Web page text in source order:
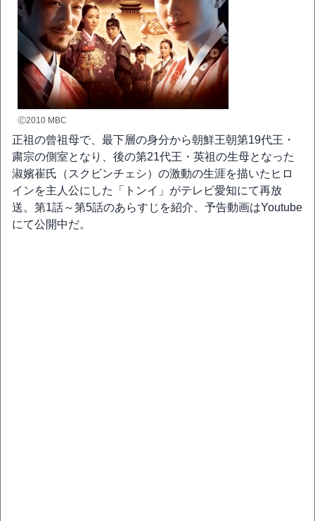
Ⓒ2010 MBC
正祖の曾祖母で、最下層の身分から朝鮮王朝第19代王・
粛宗の側室となり、後の第21代王・英祖の生母となった
淑嬪崔氏（スクビンチェシ）の激動の生涯を描いたヒロ
インを主人公にした「トンイ」がテレビ愛知にて再放
送。第1話～第5話のあらすじを紹介、予告動画はYoutube
にて公開中だ。